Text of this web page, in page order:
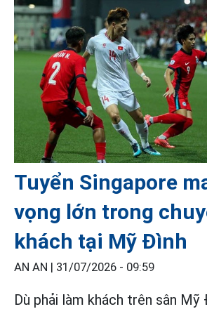
Tuyển Singapore
vọng lớn trong
khách tại Mỹ Đình
AN AN | 31/07/2026 - 09:59
Dù phải làm khách trên sân Mỹ